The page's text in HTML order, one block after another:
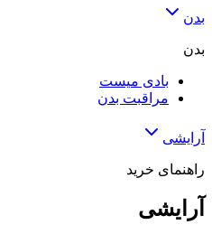
بدن
بدن
بادی میست
مراقبت بدن
آرایشی
راهنمای خرید
آرایشی